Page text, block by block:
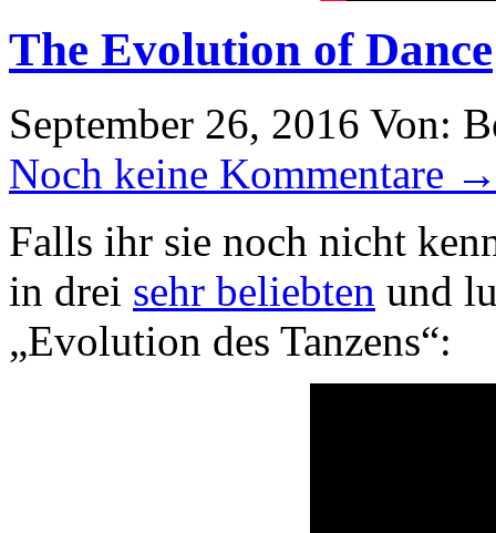
The Evolution of Dance
September 26, 2016 Von:
Noch keine Kommentare
Falls ihr sie noch nicht
in drei sehr beliebten und
„Evolution des Tanzens“: